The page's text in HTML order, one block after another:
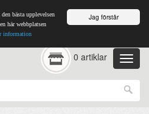
Jag förstår
bästa upplevelsen
här webbplatsen
information
0 artiklar